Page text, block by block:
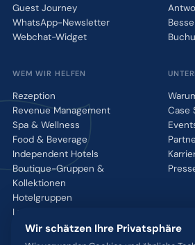
Guest Journey
WhatsApp-Newsletter
Webchat-Widget
WEM WIR HELFEN
Rezeption
Revenue Management
Spa & Wellness
Food & Beverage
Independent Hotels
Boutique-Gruppen &
Kollektionen
Hotelgruppen
Luxusmarken
Case
Wir schätzen Ihre Privatsphäre